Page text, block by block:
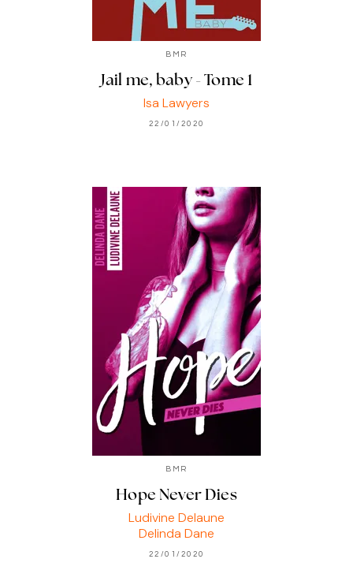
BMR
Jail me, baby - Tome 1
Isa Lawyers
22/01/2020
BMR
Hope Never Dies
Ludivine Delaune
Delinda Dane
22/01/2020